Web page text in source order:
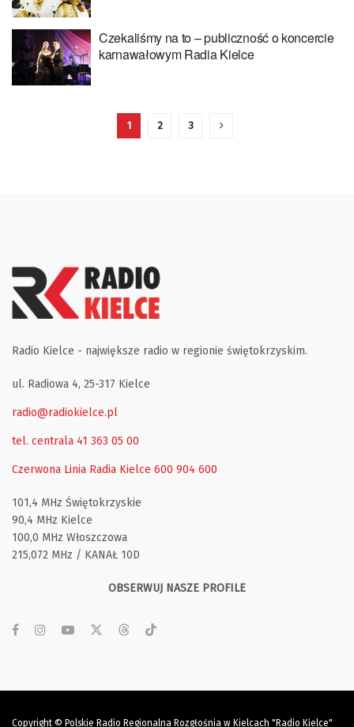
Czekaliśmy na to – publiczność o koncercie
karnawałowym Radia Kielce
1 2 3
Radio Kielce - największe radio w regionie świętokrzyskim.
ul. Radiowa 4, 25-317 Kielce
radio@radiokielce.pl
tel. centrala 41 363 05 00
Czerwona Linia Radia Kielce 600 904 600
101,4 MHz Świętokrzyskie
90,4 MHz Kielce
100,0 MHz Włoszczowa
215,072 MHz / KANAŁ 10D
OBSERWUJ NASZE PROFILE
Copyright © Polskie Radio Regionalna Rozgłośnia w Kielcach "Radio Kielce"